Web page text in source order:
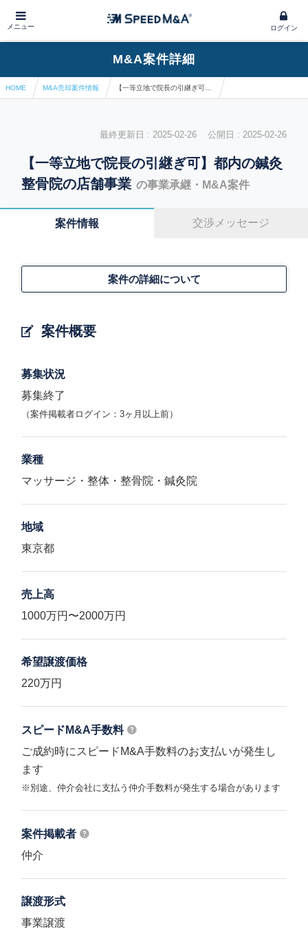
メニュー ログイン
M&A案件詳細
HOME M&A売却案件情報
最終更新日 : 2025-02-26 公開日 : 2025-02-26
【一等立地で院長の引継ぎ可】都内の鍼灸
整骨院の店舗事業 の事業承継・M&A案件
案件情報 交渉メッセージ
案件概要
案件の詳細について
募集状況
募集終了
（案件掲載者ログイン：3ヶ月以上前）
業種
マッサージ・整体・整骨院・鍼灸院
地域
東京都
売上高
1000万円〜2000万円
希望譲渡価格
220万円
スピードM&A手数料
ご成約時にスピードM&A手数料のお支払いが発生し
ます
※別途、仲介会社に支払う仲介手数料が発生する場合があります
案件掲載者
仲介
譲渡形式
事業譲渡